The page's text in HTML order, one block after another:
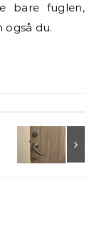
bare fuglen,
også du.